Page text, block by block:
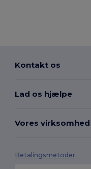
Kontakt os
Lad os hjælpe
Vores virksomhed
Betalingsmetoder